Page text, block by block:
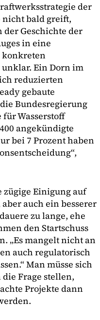
der
nicht bald greift,
Geschichte der
in eine
konkreten
Ein Dorn im
reduzierten
gebaute
Bundesregierung
Wasserstoff
angekündigte
bei 7 Prozent haben
zügige Einigung auf
auch ein besserer
zu lange, ehe
den Startschuss
„Es mangelt nicht an
auch regulatorisch
Man müsse sich
Frage stellen,
Projekte dann